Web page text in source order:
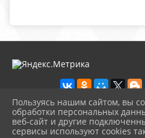
2026 г. novosb.sherbok.ru
Вход
Пользуясь нашим сайтом, вы
обработки персональных
веб-сайт и другие
сервисы используют cookies